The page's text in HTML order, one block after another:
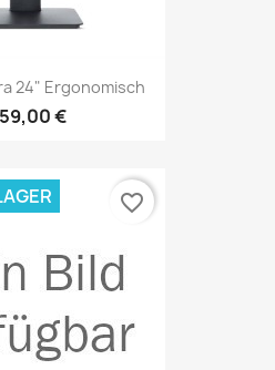
24" Ergonomisch
€
favorite_border